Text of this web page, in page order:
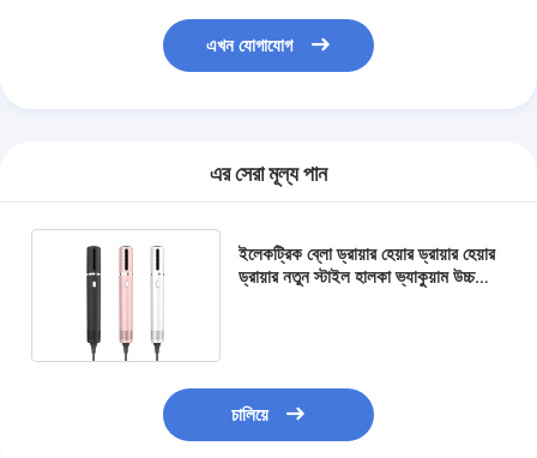
এখন যোগাযোগ
এর সেরা মূল্য পান
ইলেকট্রিক ব্লো ড্রায়ার হেয়ার ড্রায়ার হেয়ার
ড্রায়ার নতুন স্টাইল হালকা ভ্যাকুয়াম উচ্চ
চালিয়ে